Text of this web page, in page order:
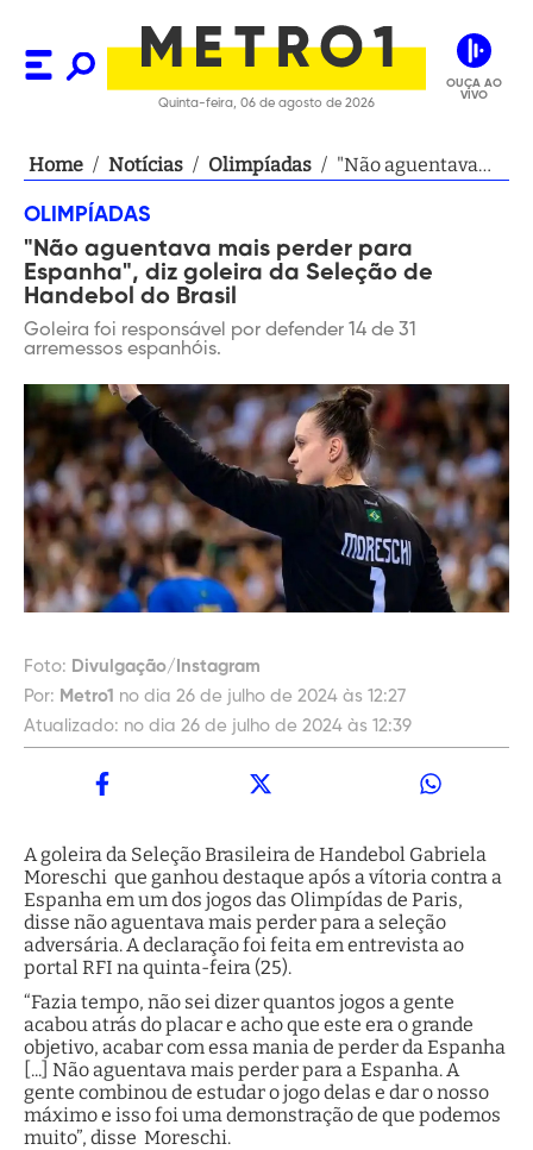
Quinta-feira, 06 de agosto de 2026
OUÇA AO
VIVO
Home / Notícias / Olimpíadas / "Não aguentava
goleira da Seleção
de Handebol do
OLIMPÍADAS
"Não aguentava mais perder para
Espanha", diz goleira da Seleção de
Handebol do Brasil
Goleira foi responsável por defender 14 de 31
arremessos espanhóis.
Foto: Divulgação/Instagram
Por: Metro1 no dia 26 de julho de 2024 às 12:27
Atualizado: no dia 26 de julho de 2024 às 12:39
A goleira da Seleção Brasileira de Handebol Gabriela
Moreschi que ganhou destaque após a vítoria contra a
Espanha em um dos jogos das Olimpídas de Paris,
disse não aguentava mais perder para a seleção
adversária. A declaração foi feita em entrevista ao
portal RFI na quinta-feira (25).
“Fazia tempo, não sei dizer quantos jogos a gente
acabou atrás do placar e acho que este era o grande
objetivo, acabar com essa mania de perder da Espanha
[...] Não aguentava mais perder para a Espanha. A
gente combinou de estudar o jogo delas e dar o nosso
máximo e isso foi uma demonstração de que podemos
muito”, disse Moreschi.